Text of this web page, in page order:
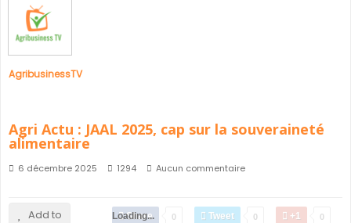
AgribusinessTV
Agri Actu : JAAL 2025, cap sur la souveraineté
alimentaire
6 décembre 2025 1294 Aucun commentaire
Add to Share 0 Tweet 0 +1 0
Loading...